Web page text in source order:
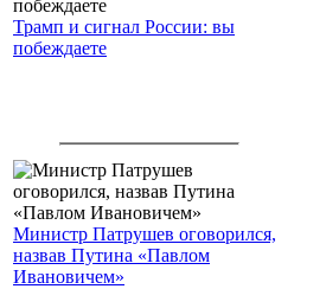
Трамп и сигнал России: вы
побеждаете
Министр Патрушев оговорился,
назвав Путина «Павлом
Ивановичем»